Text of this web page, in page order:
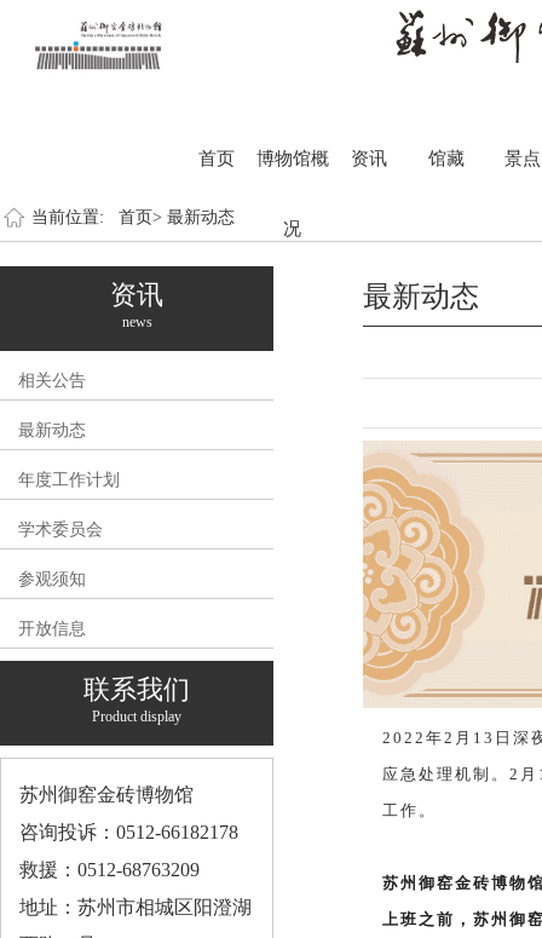
首页 博物馆概
况
资讯 馆藏 景点
当前位置: 首页> 最新动态
资讯
news
相关公告
最新动态
年度工作计划
学术委员会
参观须知
开放信息
联系我们
Product display
苏州御窑金砖博物馆
咨询投诉：0512-66182178
救援：0512-68763209
地址：苏州市相城区阳澄湖
最新动态
202 2年2月13日深
应急处理机制。2
工作。
苏州御窑金砖博物
上班之前，苏州御